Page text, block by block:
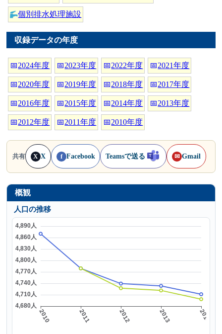
個別排水処理施設
収録データの年度
📅2024年度 📅2023年度 📅2022年度 📅2021年度
📅2020年度 📅2019年度 📅2018年度 📅2017年度
📅2016年度 📅2015年度 📅2014年度 📅2013年度
📅2012年度 📅2011年度 📅2010年度
共有 X X f Facebook Teamsで送る ✉ Gmail
概観
人口の推移